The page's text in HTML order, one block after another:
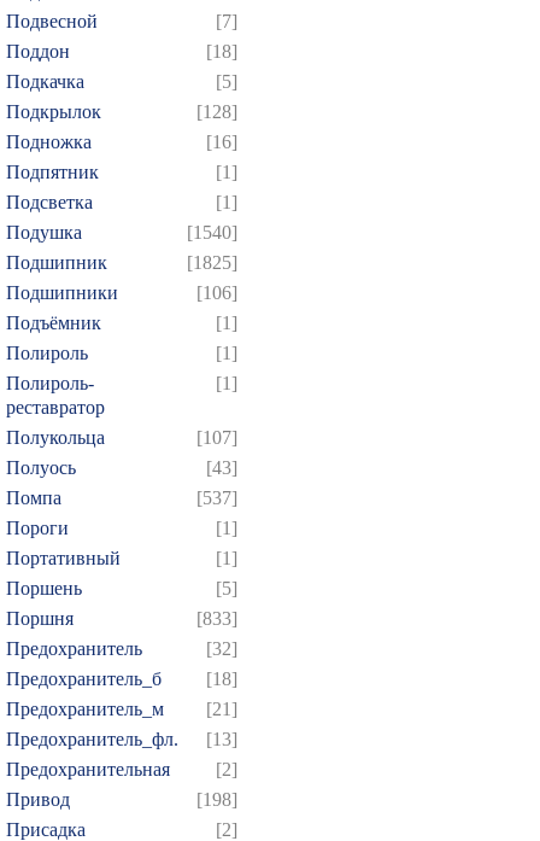
Подвесной
[7]
Поддон
[18]
Подкачка
[5]
Подкрылок
[128]
Подножка
[16]
Подпятник
[1]
Подсветка
[1]
Подушка
[1540]
Подшипник
[1825]
Подшипники
[106]
Подъёмник
[1]
Полироль
[1]
Полироль-
реставратор
[1]
Полукольца
[107]
Полуось
[43]
Помпа
[537]
Пороги
[1]
Портативный
[1]
Поршень
[5]
Поршня
[833]
Предохранитель
[32]
Предохранитель_б
[18]
Предохранитель_м
[21]
Предохранитель_фл.
[13]
Предохранительная
[2]
Привод
[198]
Присадка
[2]